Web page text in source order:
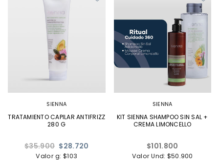
SIENNA
TRATAMIENTO CAPILAR ANTIFRIZZ
280 G
Precio
habitual
$35.900 $28.720
Valor g: $103
SIENNA
KIT SIENNA SHAMPOO SIN SAL +
CREMA LIMONCELLO
Precio
habitual
$101.800
Valor Und: $50.900